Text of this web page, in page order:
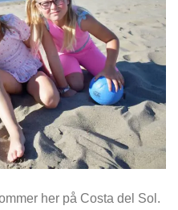
her på Costa del Sol.